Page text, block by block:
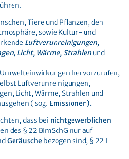
Tiere und Pflanzen, den
sowie Kultur- und
Luftverunreinigungen,
Licht, Wärme, Strahlenund
hervorzurufen,
Luftverunreinigungen,
Licht, Wärme, Strahlen und
( sog. Emissionen).
dass bei nichtgewerblichen
des § 22 BImSchG nur auf
Geräusche bezogen sind, § 22 I